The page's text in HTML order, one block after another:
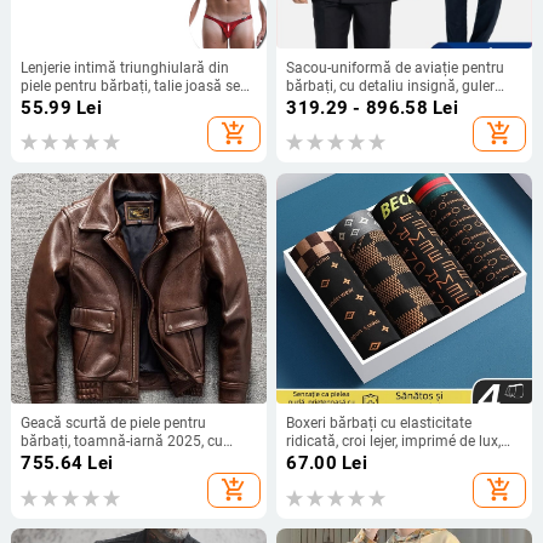
Lenjerie intimă triunghiulară din
piele pentru bărbați, talie joasă sexy,
geantă convexă în U, chiloți pentru
bărbați, sursă transfrontalieră,
Europa și Statele Unite
55.99 Lei
add_shopping_cart
Sacou-uniformă de aviație pentru
bărbați, cu detaliu insignă, guler
barge, nasturi în două rânduri,
căptușeală sudată, fără călcare
319.29 - 896.58 Lei
add_shopping_cart
Geacă scurtă de piele pentru
bărbați, toamnă-iarnă 2025, cu
guler rever, croială strânsă, versatilă,
stilată, la modă, din piele moale
755.64 Lei
add_shopping_cart
Boxeri bărbați cu elasticitate
ridicată, croi lejer, imprimé de lux,
respirabili și prietenoși cu pielea,
talie medie, model geometric
67.00 Lei
add_shopping_cart